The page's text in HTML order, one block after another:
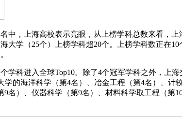
，上海高校表示亮眼，从上榜学科总数来看，上
大学（25个）上榜学科超20个。上榜学科数正在
科进入全球Top10。除了4个冠军学科之外，上
学的海洋科学（第4名）、冶金工程（第4名）、
名）、仪器科学（第9名）、材料科学取工程（第